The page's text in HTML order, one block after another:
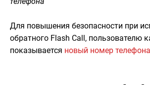
Для повышения безопасности при
обратного Flash Call, пользователю
показывается новый номер телефона